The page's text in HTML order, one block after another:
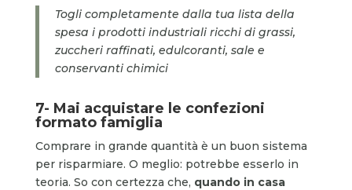
Togli completamente dalla tua lista della
spesa i prodotti industriali ricchi di grassi,
zuccheri raffinati, edulcoranti, sale e
conservanti chimici
7- Mai acquistare le confezioni
formato famiglia
Comprare in grande quantità è un buon sistema
per risparmiare. O meglio: potrebbe esserlo in
teoria. So con certezza che, quando in casa